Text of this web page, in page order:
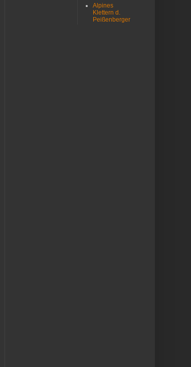
Alpines
Klettern d.
Peißenberger